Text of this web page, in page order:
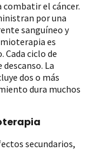
combatir el cáncer.
por una
sanguíneo y
es
ciclo de
La
dos o más
dura muchos
secundarios,